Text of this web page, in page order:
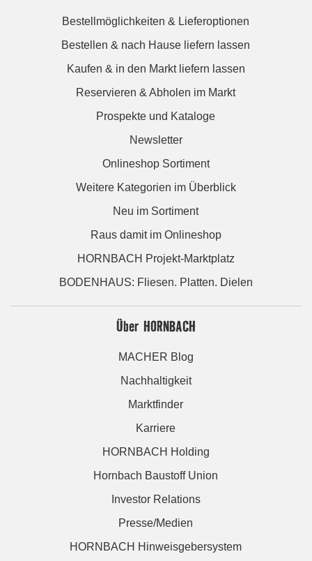
Bestellmöglichkeiten & Lieferoptionen
Bestellen & nach Hause liefern lassen
Kaufen & in den Markt liefern lassen
Reservieren & Abholen im Markt
Prospekte und Kataloge
Newsletter
Onlineshop Sortiment
Weitere Kategorien im Überblick
Neu im Sortiment
Raus damit im Onlineshop
HORNBACH Projekt-Marktplatz
BODENHAUS: Fliesen. Platten. Dielen
Über HORNBACH
MACHER Blog
Nachhaltigkeit
Marktfinder
Karriere
HORNBACH Holding
Hornbach Baustoff Union
Investor Relations
Presse/Medien
HORNBACH Hinweisgebersystem